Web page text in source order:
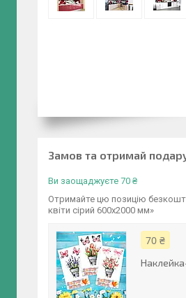
Замов та отримай
Ви заощаджуєте 70 ₴
Отримайте цю позицію
квіти сірий 600х2000 мм»
70 ₴